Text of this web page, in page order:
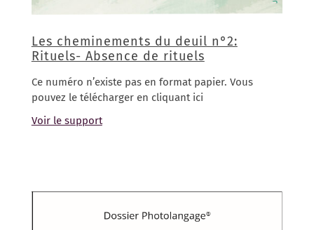
Les cheminements du deuil n°2:
Rituels- Absence de rituels
Ce numéro n’existe pas en format papier. Vous
pouvez le télécharger en cliquant ici
Voir le support